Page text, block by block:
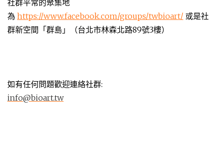
社群平常的聚集地
為 https://www.facebook.com/groups/twbioart/ 或是社
群新空間「群島」（台北市林森北路89號3樓）
如有任何問題歡迎連絡社群:
info@bioart.tw